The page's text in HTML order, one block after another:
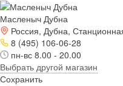
Масленыч Дубна
Россия, Дубна,
8 (495) 106-06-28
пн-вс 8.00 - 20.00
Выбрать другой магазин
Сохранить